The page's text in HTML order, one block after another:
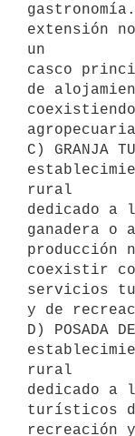
extensión
un
casco
de
C) GRANJA
rural
dedicado a
ganadera o
producción
coexistir
servicios
y de
D) POSADA
rural
dedicado a
turísticos
recreación